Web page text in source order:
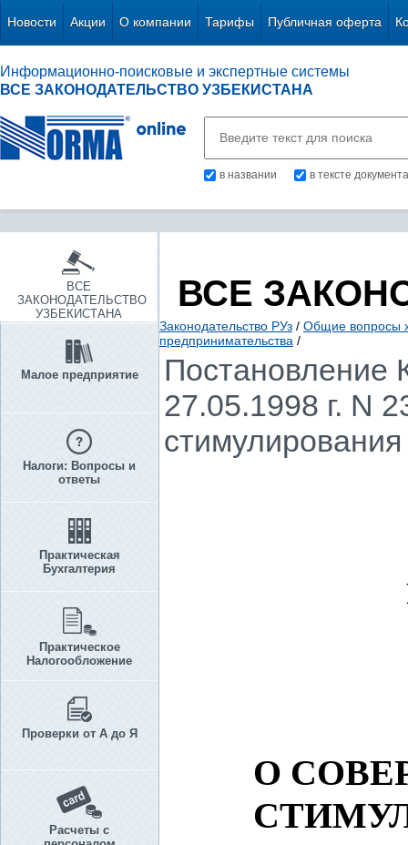
Новости Акции О компании Тарифы Публичная оферта
Информационно-поисковые и экспертные системы
ВСЕ ЗАКОНОДАТЕЛЬСТВО УЗБЕКИСТАНА
в названии в тексте документа
ВСЕ
ЗАКОНОДАТЕЛЬСТВО
УЗБЕКИСТАНА
Малое предприятие
Налоги: Вопросы и
ответы
Практическая
Бухгалтерия
Практическое
Налогообложение
Проверки от А до Я
Расчеты с
ВСЕ
Законодательство РУз / Общие вопросы
предпринимательства /
Постановление
27.05.1998 г. N
О